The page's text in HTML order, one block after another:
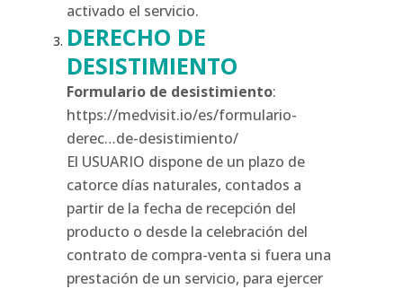
activado el servicio.
DERECHO DE
DESISTIMIENTO
Formulario de desistimiento:
https://medvisit.io/es/formulario-
derec…de-desistimiento/
El USUARIO dispone de un plazo de
catorce días naturales, contados a
partir de la fecha de recepción del
producto o desde la celebración del
contrato de compra-venta si fuera una
prestación de un servicio, para ejercer